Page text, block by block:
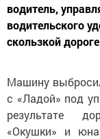
водитель,
водительского
скользкой
Машину
с «Ладой» под
результате
«Окушки» и